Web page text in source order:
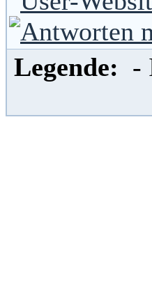
Legende: -